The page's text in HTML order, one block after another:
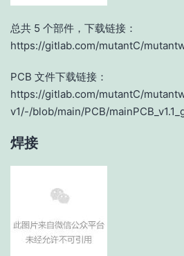
总共 5 个部件，下载链接：
https://gitlab.com/mutantC/
PCB 文件下载链接：
https://gitlab.com/mutantC/
v1/-/blob/main/PCB/
焊接